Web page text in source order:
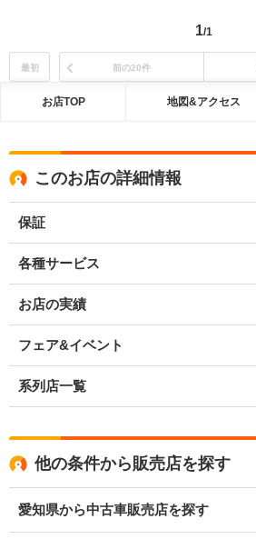
1/1
最初 前の20件
お店TOP 地図&アクセス
このお店の詳細情報
保証
各種サービス
お店の実績
フェア&イベント
系列店一覧
他の条件から販売店を探す
愛知県から中古車販売店を探す